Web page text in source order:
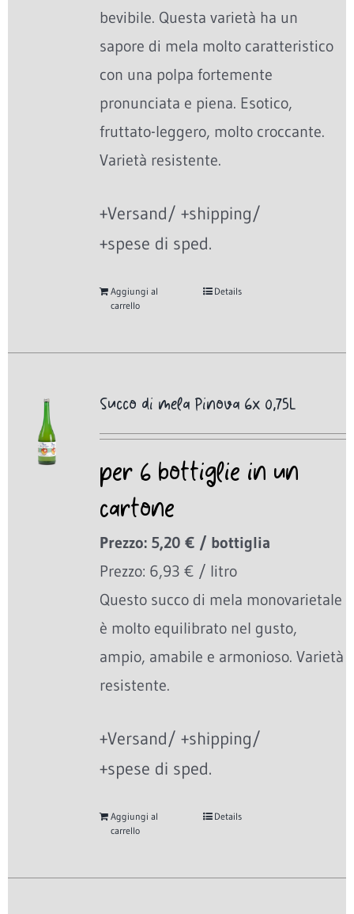
bevibile. Questa varietà ha un
sapore di mela molto caratteristico
con una polpa fortemente
pronunciata e piena. Esotico,
fruttato-leggero, molto croccante.
Varietà resistente.
+Versand/ +shipping/
+spese di sped.
Aggiungi al
carrello
Details
Succo di mela Pinova 6x 0,75L
per 6 bottiglie in un
cartone
Prezzo: 5,20 € / bottiglia
Prezzo: 6,93 € / litro
Questo succo di mela monovarietale
è molto equilibrato nel gusto,
ampio, amabile e armonioso. Varietà
resistente.
+Versand/ +shipping/
+spese di sped.
Aggiungi al
carrello
Details